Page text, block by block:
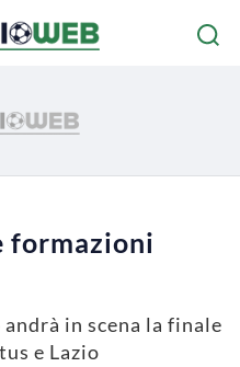
formazioni
in scena la finale
e Lazio